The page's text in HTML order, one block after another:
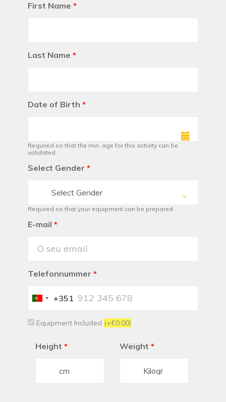
First Name *
Last Name *
Date of Birth *
Required so that the min. age for this activity can be
validated
Select Gender *
Select Gender
Required so that your equipment can be prepared
E-mail *
Telefonnummer *
Portugal
+351
Equipment Included (+€0.00)
Height * Weight *